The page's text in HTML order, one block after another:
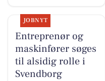
JOBNYT
Entreprenør og
maskinfører søges
til alsidig rolle i
Svendborg